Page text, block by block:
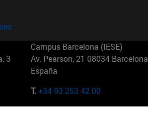
3
Campus Barcelona (IESE)
Av. Pearson, 21 08034 Barcelona
España
T.+34 93 253 42 00